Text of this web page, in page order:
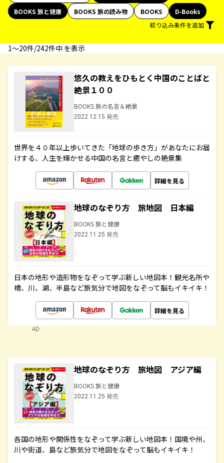
BOOKS 旅と健康
BOOKS 旅の読み物 BOOKS
D-Books
絞り込み条件を追加
1〜20件/242件中 を表示
悠久の教えをひもとく中国のことばと
絶景１００
BOOKS 旅の名言＆絶景
2022.12.15 発売
世界を４０年以上歩いてきた「地球の歩き方」があなたにお届
けする、人生を輝かせる中国の名言と癒やしの絶景集
詳細を見る
地球のなぞり方 旅地図 日本編
BOOKS 旅と健康
2022.11.25 発売
日本の地形や造形物をなぞって学ぶ新しい地図本！観光名所や
橋、川、湖、半島など旅気分で地図をなぞって脳もイキイキ！
詳細を見る
AD
地球のなぞり方 旅地図 アジア編
BOOKS 旅と健康
2022.11.25 発売
各国の地形や関係性をなぞって学ぶ新しい地図本！国境や州、
川や街道、島など旅気分で地図をなぞって脳もイキイキ！